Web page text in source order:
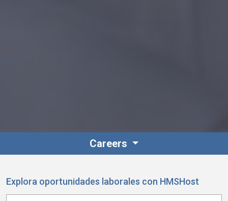
Careers
Explora oportunidades laborales con HMSHost